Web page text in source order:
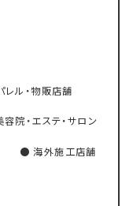
レル・物販店舗
容院・エステ・サロン
海外施工店舗